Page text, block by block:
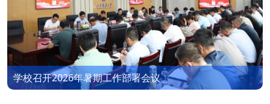
学校召开2026年暑期工作部署会议